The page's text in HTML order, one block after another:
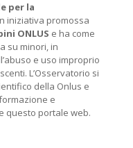
per la
iniziativa promossa
ONLUS e ha come
su minori, in
e uso improprio
L’Osservatorio si
della Onlus e
e
questo portale web.